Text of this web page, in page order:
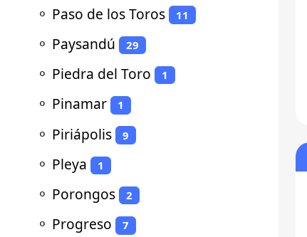
⚬ Paso de los Toros 11
⚬ Paysandú 29
⚬ Piedra del Toro 1
⚬ Pinamar 1
⚬ Piriápolis 9
⚬ Pleya 1
⚬ Porongos 2
⚬ Progreso 7